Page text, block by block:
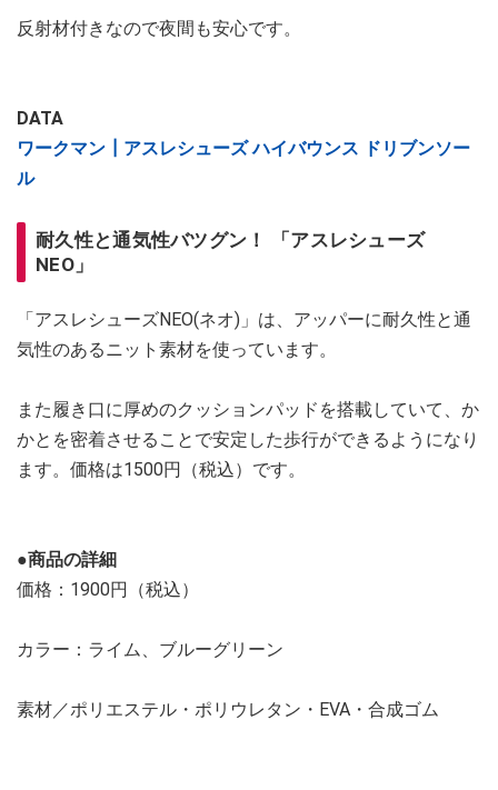
反射材付きなので夜間も安心です。
DATA
ワークマン┃アスレシューズ ハイバウンス ドリブンソー
ル
耐久性と通気性バツグン！ 「アスレシューズ
NEO」
「アスレシューズNEO(ネオ)」は、アッパーに耐久性と通
気性のあるニット素材を使っています。
また履き口に厚めのクッションパッドを搭載していて、か
かとを密着させることで安定した歩行ができるようになり
ます。価格は1500円（税込）です。
●商品の詳細
価格：1900円（税込）
カラー：ライム、ブルーグリーン
素材／ポリエステル・ポリウレタン・EVA・合成ゴム